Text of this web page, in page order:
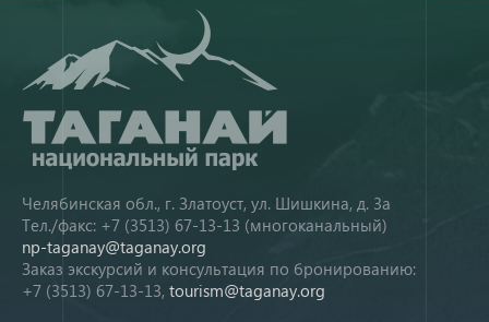
Челябинская обл., г. Златоуст, ул. Шишкина, д. 3а
Тел./факс: +7 (3513) 67-13-13 (многоканальный)
np-taganay@taganay.org
Заказ экскурсий и консультация по бронированию:
+7 (3513) 67-13-13, tourism@taganay.org